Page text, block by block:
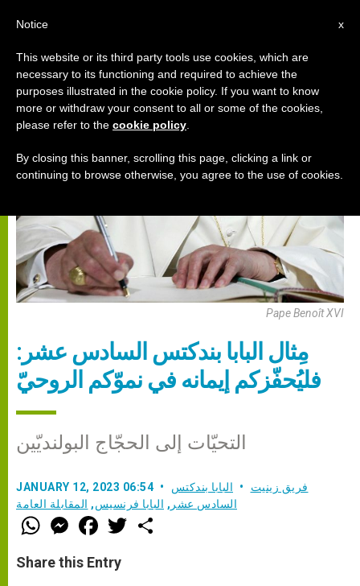
البابا بندكتس السادس عشر,البابا فرنسيس,المقابلة العامة
Pape Benoît XVI
مِثال البابا بندكتس السادس عشر:
فليُحفّزكم إيمانه في نموّكم الروحيّ
التحيّات إلى الحجّاج البولنديّين
JANUARY 12, 2023 06:54 فريق زينيت
البابا بندكتس
السادس عشر , البابا فرنسيس, المقابلة العامة
W
h
t
s
M
e
s
e
F
a
e
b
w
Share this Entry
x
Notice
This website or its third party tools use cookies, which are
necessary to its functioning and required to achieve the
purposes illustrated in the cookie policy. If you want to know
more or withdraw your consent to all or some of the cookies,
please refer to the cookie policy
By closing this banner, scrolling this page, clicking a link or
continuing to browse otherwise, you agree to the use of cookies.